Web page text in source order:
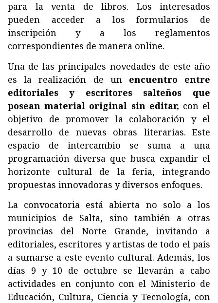
para la venta de libros. Los interesados
pueden acceder a los formularios de
inscripción y a los reglamentos
correspondientes de manera online.
Una de las principales novedades de este año
es la realización de un encuentro entre
editoriales y escritores salteños que
posean material original sin editar, con el
objetivo de promover la colaboración y el
desarrollo de nuevas obras literarias. Este
espacio de intercambio se suma a una
programación diversa que busca expandir el
horizonte cultural de la feria, integrando
propuestas innovadoras y diversos enfoques.
La convocatoria está abierta no solo a los
municipios de Salta, sino también a otras
provincias del Norte Grande, invitando a
editoriales, escritores y artistas de todo el país
a sumarse a este evento cultural. Además, los
días 9 y 10 de octubre se llevarán a cabo
actividades en conjunto con el Ministerio de
Educación, Cultura, Ciencia y Tecnología, con